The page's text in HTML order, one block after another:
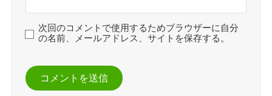
次回のコメントで使用するためブラウザーに自分
の名前、メールアドレス、サイトを保存する。